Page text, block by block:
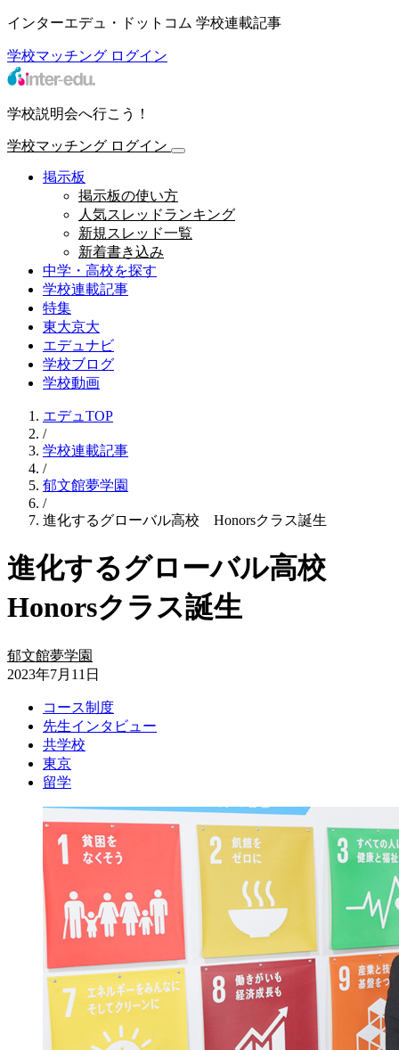
インターエデュ・ドットコム 学校連載記事
学校マッチング ログイン
学校説明会へ行こう！
学校マッチング ログイン
掲示板
掲示板の使い方
人気スレッドランキング
新規スレッド一覧
新着書き込み
中学・高校を探す
学校連載記事
特集
東大京大
エデュナビ
学校ブログ
学校動画
エデュTOP
/
学校連載記事
/
郁文館夢学園
/
進化するグローバル高校 Honorsクラス誕生
進化するグローバル高校
Honorsクラス誕生
郁文館夢学園
2023年7月11日
コース制度
先生インタビュー
共学校
東京
留学